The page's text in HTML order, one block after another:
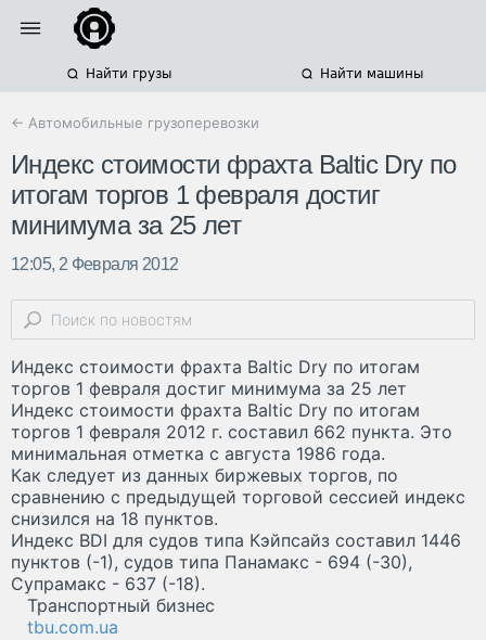
Найти грузы Найти машины
← Автомобильные грузоперевозки
Индекс стоимости фрахта Baltic Dry по
итогам торгов 1 февраля достиг
минимума за 25 лет
12:05, 2 Февраля 2012
Индекс стоимости фрахта Baltic Dry по итогам
торгов 1 февраля достиг минимума за 25 лет
Индекс стоимости фрахта Baltic Dry по итогам
торгов 1 февраля 2012 г. составил 662 пункта. Это
минимальная отметка с августа 1986 года.
Как следует из данных биржевых торгов, по
сравнению с предыдущей торговой сессией индекс
снизился на 18 пунктов.
Индекс BDI для судов типа Кэйпсайз составил 1446
пунктов (-1), судов типа Панамакс - 694 (-30),
Супрамакс - 637 (-18).
Транспортный бизнес
tbu.com.ua